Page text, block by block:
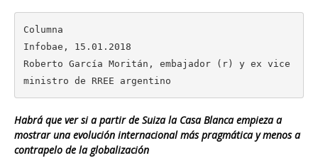
Columna
Infobae, 15.01.2018
Roberto García Moritán, embajador (r) y ex vice
ministro de RREE argentino
Habrá que ver si a partir de Suiza la Casa Blanca empieza a
mostrar una evolución internacional más pragmática y menos a
contrapelo de la globalización